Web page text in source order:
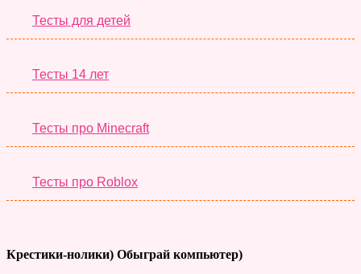
Тесты для детей
Тесты 14 лет
Тесты про Minecraft
Тесты про Roblox
Крестики-нолики) Обыграй компьютер)